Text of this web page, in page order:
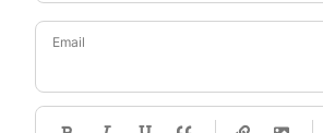
Email